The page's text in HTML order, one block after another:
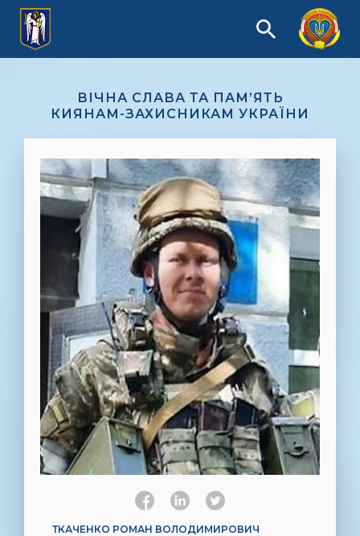
ВІЧНА СЛАВА ТА ПАМ’ЯТЬ
КИЯНАМ-ЗАХИСНИКАМ УКРАЇНИ
ТКАЧЕНКО РОМАН ВОЛОДИМИРОВИЧ